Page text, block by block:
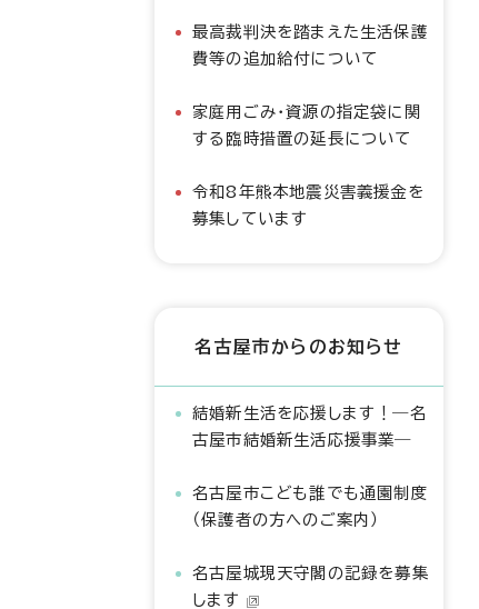
最高裁判決を踏まえた生活保護
費等の追加給付について
家庭用ごみ・資源の指定袋に関
する臨時措置の延長について
令和8年熊本地震災害義援金を
募集しています
名古屋市からのお知らせ
結婚新生活を応援します！―名
古屋市結婚新生活応援事業―
名古屋市こども誰でも通園制度
（保護者の方へのご案内）
名古屋城現天守閣の記録を募集
します